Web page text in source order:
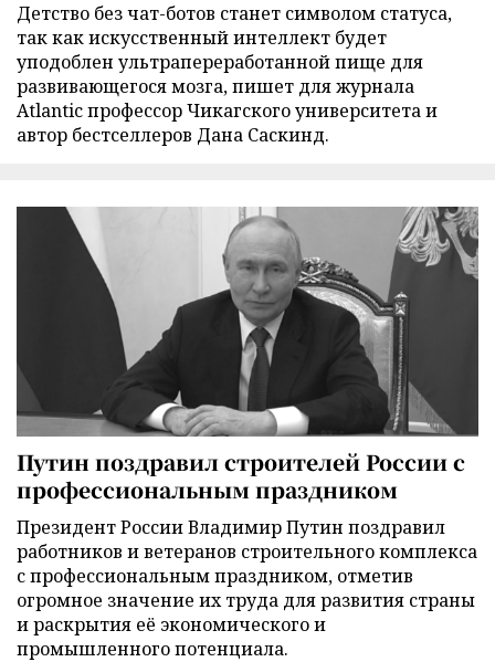
Детство без чат-ботов станет символом статуса,
так как искусственный интеллект будет
уподоблен ультрапереработанной пище для
развивающегося мозга, пишет для журнала
Atlantic профессор Чикагского университета и
автор бестселлеров Дана Саскинд.
Путин поздравил строителей России с
профессиональным праздником
Президент России Владимир Путин поздравил
работников и ветеранов строительного комплекса
с профессиональным праздником, отметив
огромное значение их труда для развития страны
и раскрытия её экономического и
промышленного потенциала.